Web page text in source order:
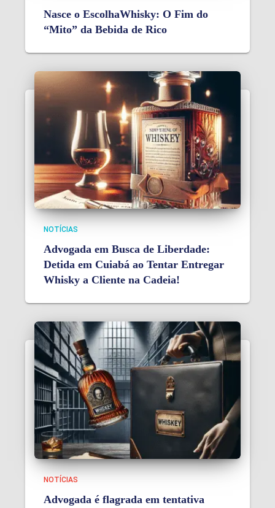
Nasce o EscolhaWhisky: O Fim do
“Mito” da Bebida de Rico
NOTÍCIAS
Advogada em Busca de Liberdade:
Detida em Cuiabá ao Tentar Entregar
Whisky a Cliente na Cadeia!
NOTÍCIAS
Advogada é flagrada em tentativa